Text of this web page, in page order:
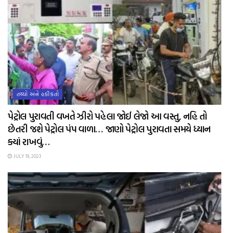
તથ્યો અને હકીકતો
પેટ્રોલ પુરાવતી વખતે ઝીરો પહેલા જોઈ લેજો આ વસ્તુ, નહિ તો
છેતરી જશે પેટ્રોલ પંપ વાળા… જાણો પેટ્રોલ પુરાવતા સમયે ધ્યાન
ક્યાં રાખવું…
JULY 19, 2023